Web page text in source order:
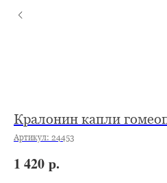
Кралонин капли
Артикул: 24453
1 420 р.